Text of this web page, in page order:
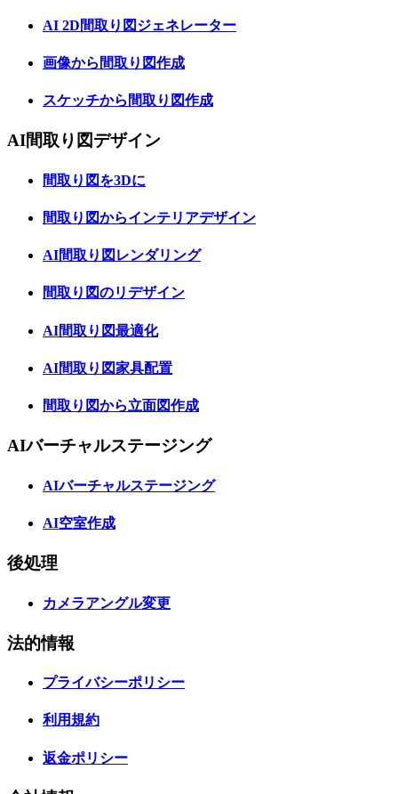
AI 2D間取り図ジェネレーター
画像から間取り図作成
スケッチから間取り図作成
AI間取り図デザイン
間取り図を3Dに
間取り図からインテリアデザイン
AI間取り図レンダリング
間取り図のリデザイン
AI間取り図最適化
AI間取り図家具配置
間取り図から立面図作成
AIバーチャルステージング
AIバーチャルステージング
AI空室作成
後処理
カメラアングル変更
法的情報
プライバシーポリシー
利用規約
返金ポリシー